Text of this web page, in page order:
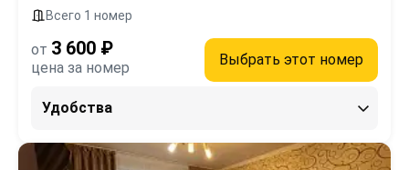
Всего 1 номер
от 3 600 ₽
цена за номер Выбрать этот номер
Удобства